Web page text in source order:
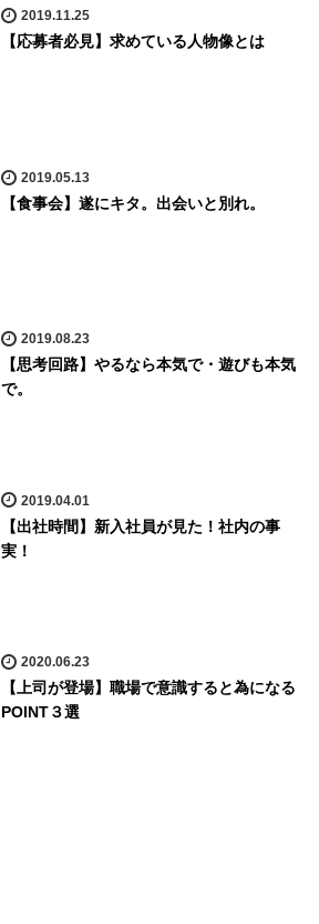
2019.11.25
【応募者必見】求めている人物像とは
2019.05.13
【食事会】遂にキタ。出会いと別れ。
2019.08.23
【思考回路】やるなら本気で・遊びも本気
で。
2019.04.01
【出社時間】新入社員が見た！社内の事
実！
2020.06.23
【上司が登場】職場で意識すると為になる
POINT３選